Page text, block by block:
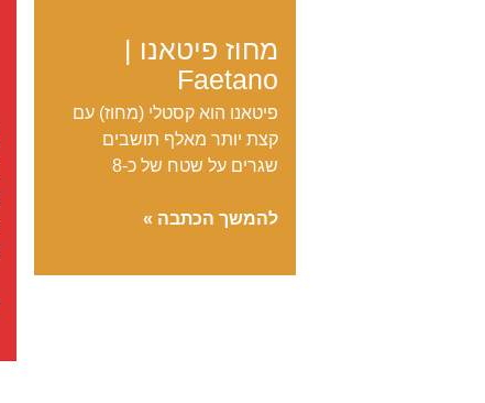
מחוז פיטאנו |
Faetano
פיטאנו הוא קסטלי (מחוז) עם
קצת יותר מאלף תושבים
שגרים על שטח של כ-8
מחוז
להמשך הכתבה »